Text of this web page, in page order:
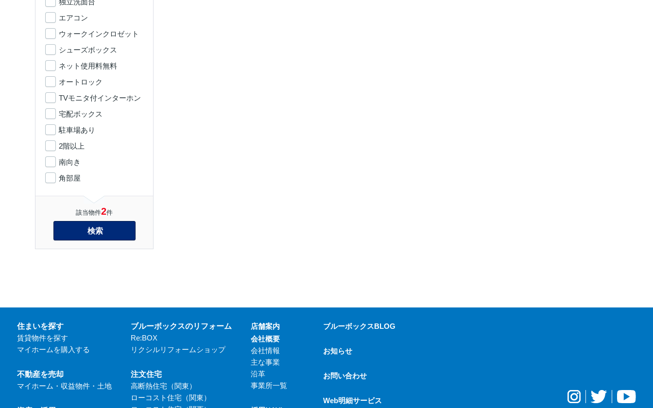
独立洗面台
エアコン
ウォークインクロゼット
シューズボックス
ネット使用料無料
オートロック
TVモニタ付インターホン
宅配ボックス
駐車場あり
2階以上
南向き
角部屋
該当物件2件
検索
住まいを探す
賃貸物件を探す
マイホームを購入する
不動産を売却
マイホーム・収益物件・土地
ブルーボックスのリフォーム
Re:BOX
リクシルリフォームショップ
注文住宅
高断熱住宅（関東）
ローコスト住宅（関東）
店舗案内
会社概要
会社情報
主な事業
沿革
事業所一覧
ブルーボックスBLOG
お知らせ
お問い合わせ
Web明細サービス